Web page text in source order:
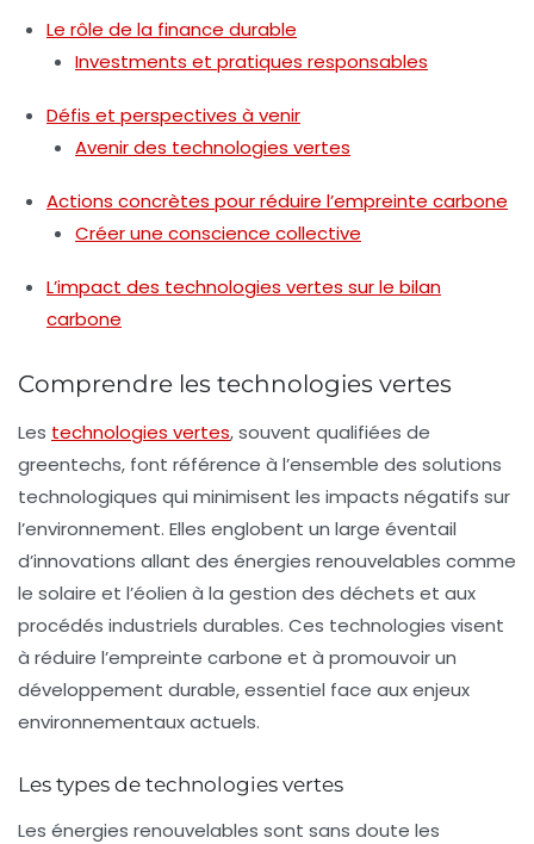
Le rôle de la finance durable
Investments et pratiques responsables
Défis et perspectives à venir
Avenir des technologies vertes
Actions concrètes pour réduire l’empreinte carbone
Créer une conscience collective
L’impact des technologies vertes sur le bilan
carbone
Comprendre les technologies vertes
Les technologies vertes, souvent qualifiées de
greentechs, font référence à l’ensemble des solutions
technologiques qui minimisent les impacts négatifs sur
l’environnement. Elles englobent un large éventail
d’innovations allant des énergies renouvelables comme
le solaire et l’éolien à la gestion des déchets et aux
procédés industriels durables. Ces technologies visent
à réduire l’empreinte carbone et à promouvoir un
développement durable, essentiel face aux enjeux
environnementaux actuels.
Les types de technologies vertes
Les énergies renouvelables sont sans doute les